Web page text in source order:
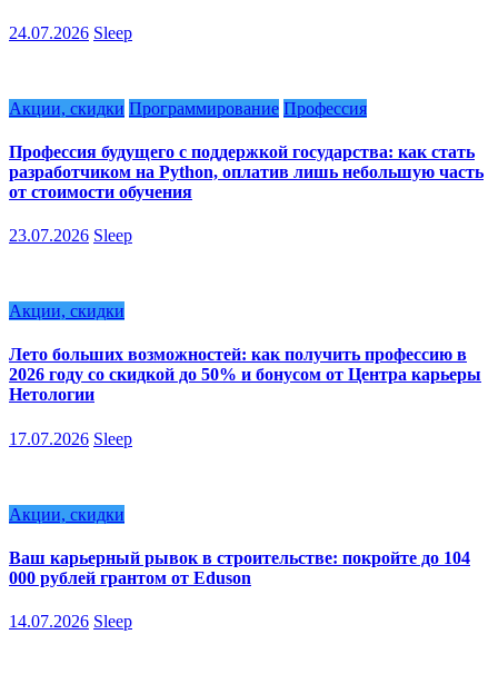
24.07.2026 Sleep
Акции, скидки Программирование Профессия
Профессия будущего с поддержкой государства: как стать
разработчиком на Python, оплатив лишь небольшую часть
от стоимости обучения
23.07.2026 Sleep
Акции, скидки
Лето больших возможностей: как получить профессию в
2026 году со скидкой до 50% и бонусом от Центра карьеры
Нетологии
17.07.2026 Sleep
Акции, скидки
Ваш карьерный рывок в строительстве: покройте до 104
000 рублей грантом от Eduson
14.07.2026 Sleep